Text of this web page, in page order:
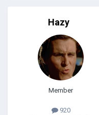
Hazy
Member
920